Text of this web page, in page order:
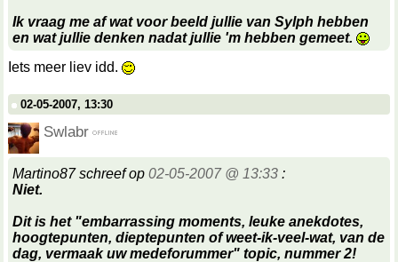
Ik vraag me af wat voor beeld jullie van Sylph hebben
en wat jullie denken nadat jullie 'm hebben gemeet.
Iets meer liev idd.
02-05-2007, 13:30
Swlabr
Martino87 schreef op 02-05-2007 @ 13:33 :
Niet.
Dit is het "embarrassing moments, leuke anekdotes,
hoogtepunten, dieptepunten of weet-ik-veel-wat, van de
dag, vermaak uw medeforummer" topic, nummer 2!